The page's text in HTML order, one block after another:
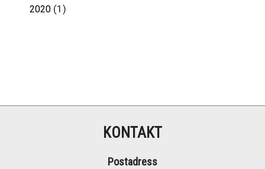
2020 (1 )
KONTAKT
Postadress